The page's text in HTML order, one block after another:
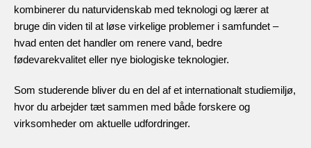
kombinerer du naturvidenskab med teknologi og lærer at
bruge din viden til at løse virkelige problemer i samfundet –
hvad enten det handler om renere vand, bedre
fødevarekvalitet eller nye biologiske teknologier.
Som studerende bliver du en del af et internationalt studiemiljø,
hvor du arbejder tæt sammen med både forskere og
virksomheder om aktuelle udfordringer.